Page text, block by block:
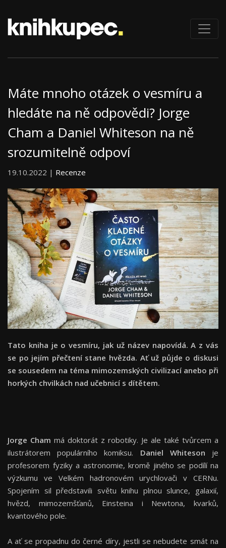
Máte mnoho otázek o vesmíru a
hledáte na ně odpovědi? Jorge
Cham a Daniel Whiteson na ně
srozumitelně odpoví
19.10.2022 | Recenze
Tato kniha je o vesmíru, jak už název napovídá. A z vás
se po jejím přečtení stane hvězda. Ať už půjde o diskusi
se sousedem na téma mimozemských civilizací anebo při
horkých chvilkách nad učebnicí s dítětem.
Jorge Cham má doktorát z robotiky. Je ale také tvůrcem a
ilustrátorem populárního komiksu. Daniel Whiteson je
profesorem fyziky a astronomie, kromě jiného se podílí na
výzkumu ve Velkém hadronovém urychlovači v CERNu.
Spojením sil představili světu knihu plnou slunce, galaxií,
hvězd, mimozemšťanů, Einsteina i Newtona, kvarků,
kvantového pole.
A ať se propadnu do černé díry, jestli se nebudete smát na